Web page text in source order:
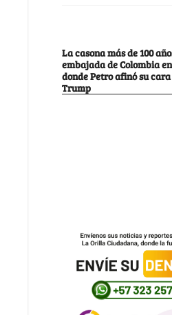
La casona más de 100
embajada de Colombia
donde Petro afinó su
Trump